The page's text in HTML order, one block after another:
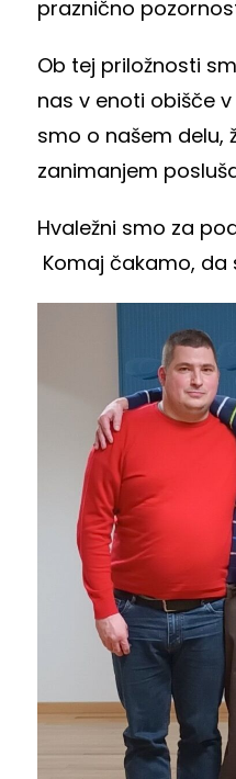
praznično
Ob tej priložnosti
nas v enoti obišče
smo o našem delu,
zanimanjem
Hvaležni smo za
Komaj čakamo, da